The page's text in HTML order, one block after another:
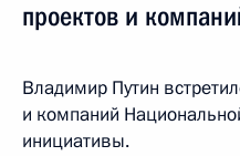
проектов и
Владимир Путин
и компаний
инициативы.